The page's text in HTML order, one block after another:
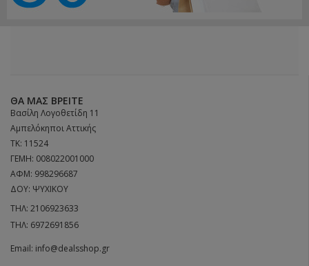
ΘΑ ΜΑΣ ΒΡΕΊΤΕ
Βασίλη Λογοθετίδη 11
Αμπελόκηποι Αττικής
ΤΚ: 11524
ΓΕΜΗ: 008022001000
ΑΦΜ: 998296687
ΔΟΥ: ΨΥΧΙΚΟΥ
ΤΗΛ: 2106923633
ΤΗΛ: 6972691856
Email: info@dealsshop.gr